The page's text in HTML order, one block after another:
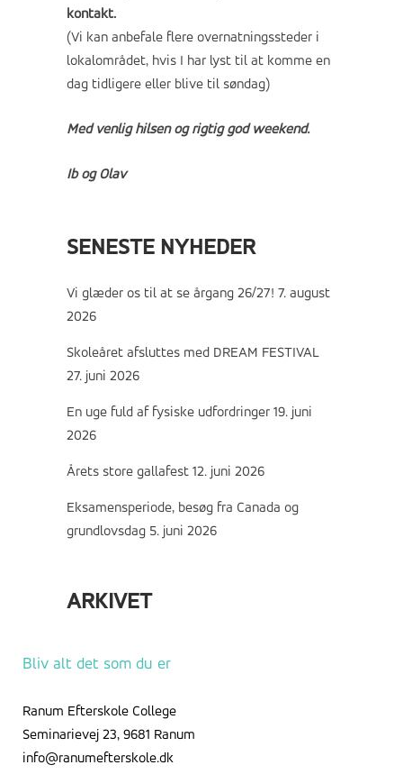
kontakt.
(Vi kan anbefale flere overnatningssteder i
lokalområdet, hvis I har lyst til at komme en
dag tidligere eller blive til søndag)
Med venlig hilsen og rigtig god weekend.
Ib og Olav
SENESTE NYHEDER
Vi glæder os til at se årgang 26/27! 7. august
2026
Skoleåret afsluttes med DREAM FESTIVAL
27. juni 2026
En uge fuld af fysiske udfordringer 19. juni
2026
Årets store gallafest 12. juni 2026
Eksamensperiode, besøg fra Canada og
grundlovsdag 5. juni 2026
ARKIVET
Bliv alt det som du er
Ranum Efterskole College
Seminarievej 23, 9681 Ranum
info@ranumefterskole.dk